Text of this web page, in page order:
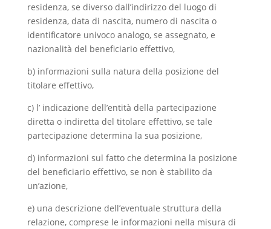
residenza, se diverso dall’indirizzo del luogo di
residenza, data di nascita, numero di nascita o
identificatore univoco analogo, se assegnato, e
nazionalità del beneficiario effettivo,
b) informazioni sulla natura della posizione del
titolare effettivo,
c) l’ indicazione dell’entità della partecipazione
diretta o indiretta del titolare effettivo, se tale
partecipazione determina la sua posizione,
d) informazioni sul fatto che determina la posizione
del beneficiario effettivo, se non è stabilito da
un’azione,
e) una descrizione dell’eventuale struttura della
relazione, comprese le informazioni nella misura di